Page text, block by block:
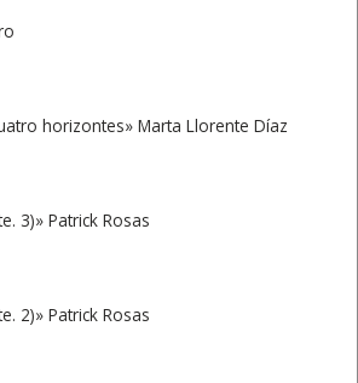
horizontes» Marta Llorente Díaz
3)» Patrick Rosas
2)» Patrick Rosas